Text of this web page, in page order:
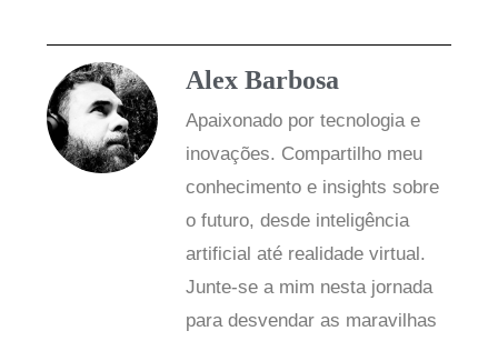
Alex Barbosa
Apaixonado por tecnologia e
inovações. Compartilho meu
conhecimento e insights sobre
o futuro, desde inteligência
artificial até realidade virtual.
Junte-se a mim nesta jornada
para desvendar as maravilhas